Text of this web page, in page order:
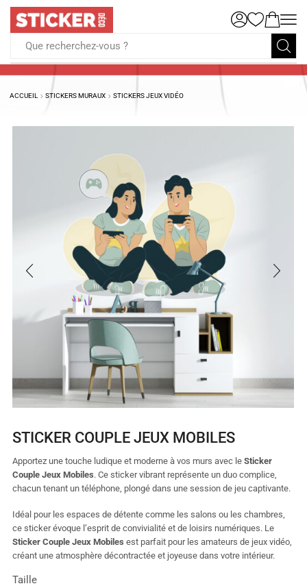
Que recherchez-vous ?
ACCUEIL STICKERS MURAUX STICKERS JEUX VIDÉO
STICKER COUPLE JEUX MOBILES
Apportez une touche ludique et moderne à vos murs avec le Sticker
Couple Jeux Mobiles. Ce sticker vibrant représente un duo complice,
chacun tenant un téléphone, plongé dans une session de jeu captivante.
Idéal pour les espaces de détente comme les salons ou les chambres,
ce sticker évoque l’esprit de convivialité et de loisirs numériques. Le
Sticker Couple Jeux Mobiles est parfait pour les amateurs de jeux vidéo,
créant une atmosphère décontractée et joyeuse dans votre intérieur.
Taille